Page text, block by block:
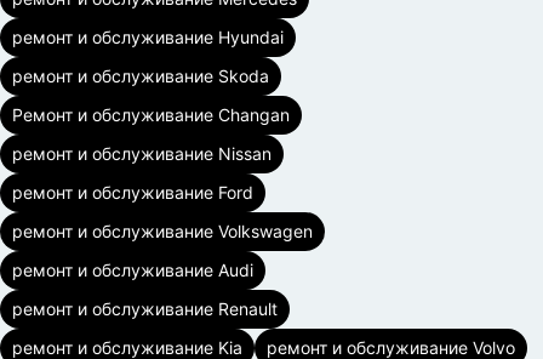
ремонт и обслуживание Hyundai
ремонт и обслуживание Skoda
Ремонт и обслуживание Changan
ремонт и обслуживание Nissan
ремонт и обслуживание Ford
ремонт и обслуживание Volkswagen
ремонт и обслуживание Audi
ремонт и обслуживание Renault
ремонт и обслуживание Kia
ремонт и обслуживание Volvo